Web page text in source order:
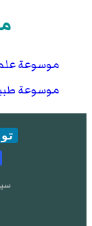
موسوعة علم
موسوعة